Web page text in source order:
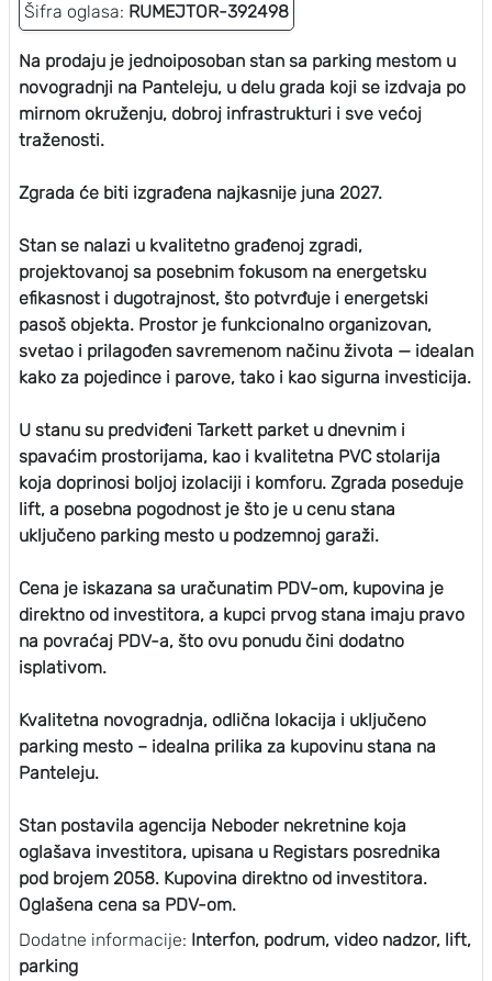
Šifra oglasa: RUMEJTOR-392498
Na prodaju je jednoiposoban stan sa parking mestom u
novogradnji na Panteleju, u delu grada koji se izdvaja po
mirnom okruženju, dobroj infrastrukturi i sve većoj
traženosti.
Zgrada će biti izgrađena najkasnije juna 2027.
Stan se nalazi u kvalitetno građenoj zgradi,
projektovanoj sa posebnim fokusom na energetsku
efikasnost i dugotrajnost, što potvrđuje i energetski
pasoš objekta. Prostor je funkcionalno organizovan,
svetao i prilagođen savremenom načinu života — idealan
kako za pojedince i parove, tako i kao sigurna investicija.
U stanu su predviđeni Tarkett parket u dnevnim i
spavaćim prostorijama, kao i kvalitetna PVC stolarija
koja doprinosi boljoj izolaciji i komforu. Zgrada poseduje
lift, a posebna pogodnost je što je u cenu stana
uključeno parking mesto u podzemnoj garaži.
Cena je iskazana sa uračunatim PDV-om, kupovina je
direktno od investitora, a kupci prvog stana imaju pravo
na povraćaj PDV-a, što ovu ponudu čini dodatno
isplativom.
Kvalitetna novogradnja, odlična lokacija i uključeno
parking mesto – idealna prilika za kupovinu stana na
Panteleju.
Stan postavila agencija Neboder nekretnine koja
oglašava investitora, upisana u Registars posrednika
pod brojem 2058. Kupovina direktno od investitora.
Oglašena cena sa PDV-om.
Dodatne informacije: Interfon, podrum, video nadzor, lift,
parking